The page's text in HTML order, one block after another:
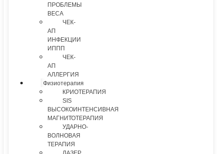
ПРОБЛЕМЫ
ВЕСА
ЧЕК-
АП
ИНФЕКЦИИ
ИППП
ЧЕК-
АП
АЛЛЕРГИЯ
Физиотерапия
КРИОТЕРАПИЯ
SIS
ВЫСОКОИНТЕНСИВНАЯ
МАГНИТОТЕРАПИЯ
УДАРНО-
ВОЛНОВАЯ
ТЕРАПИЯ